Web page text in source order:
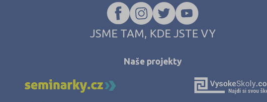
JSME TAM, KDE JSTE VY
Naše projekty